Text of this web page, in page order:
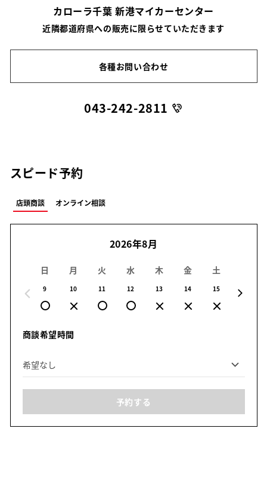
カローラ千葉 新港マイカーセンター
近隣都道府県への販売に限らせていただきます
各種お問い合わせ
043-242-2811
スピード予約
店頭商談 オンライン相談
2026年8月
日
9
月
10
火
11
水
12
木
13
金
14
土
15
商談希望時間
予約する